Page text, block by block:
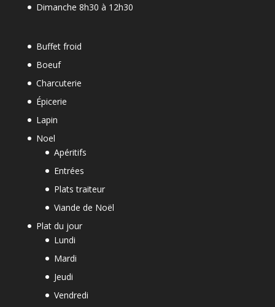
Dimanche 8h30 à 12h30
Buffet froid
Boeuf
Charcuterie
Épicerie
Lapin
Noel
Apéritifs
Entrées
Plats traiteur
Viande de Noël
Plat du jour
Lundi
Mardi
Jeudi
Vendredi